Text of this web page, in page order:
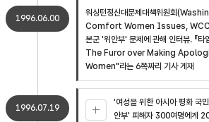
1996.06.00
워싱턴정신대문제대책위원회
Comfort Women Issues,
본군 '위안부' 문제에 관해 인터뷰. 『
The Furor over Making
Women"라는 6쪽짜리 기사 게재
1996.07.19
'여성을 위한 아시아 평화 국
안부' 피해자 300여명에게